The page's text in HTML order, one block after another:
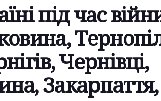
під час
Чернівці,
Закарпаття,